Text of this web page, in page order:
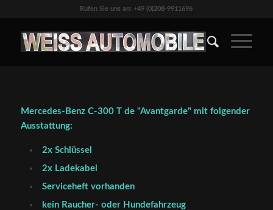
Rufen Sie uns an: +49 (0)208-9911696
Mercedes-Benz C-300 T de "Avantgarde" mit folgender
Ausstattung:
2x Schlüssel
2x Ladekabel
Serviceheft vorhanden
kein Raucher- oder Hundefahrzeug